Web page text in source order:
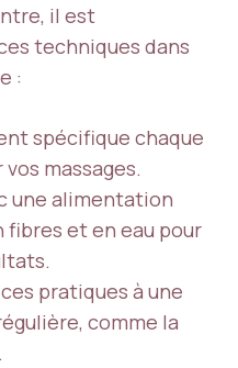
il est
techniques dans
:
spécifique chaque
massages.
une alimentation
et en eau pour
pratiques à une
comme la